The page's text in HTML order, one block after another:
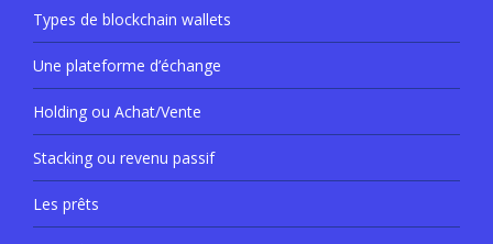
Types de blockchain wallets
Une plateforme d’échange
Holding ou Achat/Vente
Stacking ou revenu passif
Les prêts